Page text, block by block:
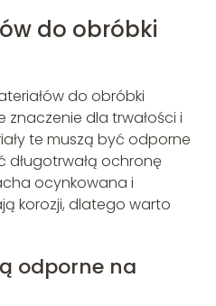
do obróbki
do obróbki
znaczenie dla trwałości i
te muszą być odporne
długotrwałą ochronę
ocynkowana i
korozji, dlatego warto
odporne na